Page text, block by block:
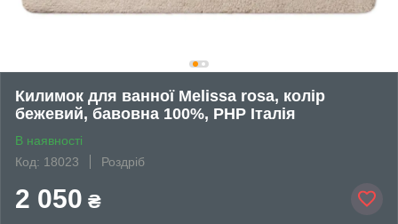
Килимок для ванної Melissa rosa, колір
бежевий, бавовна 100%, PHP Італія
В наявності
Код: 18023
Роздріб
2 050 ₴